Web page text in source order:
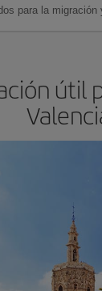
para la migración
útil